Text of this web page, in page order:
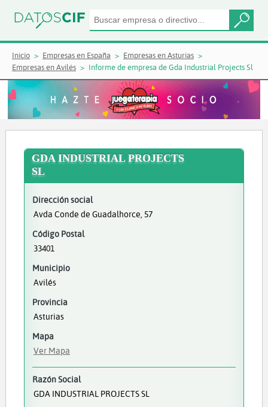
Inicio Empresas en España
Empresas en Asturias
Empresas en Avilés
Informe de empresa de Gda Industrial Projects Sl
GDA INDUSTRIAL PROJECTS
SL
Dirección social
Avda Conde de Guadalhorce, 57
Código Postal
33401
Municipio
Avilés
Provincia
Asturias
Mapa
Ver Mapa
Razón Social
GDA INDUSTRIAL PROJECTS SL